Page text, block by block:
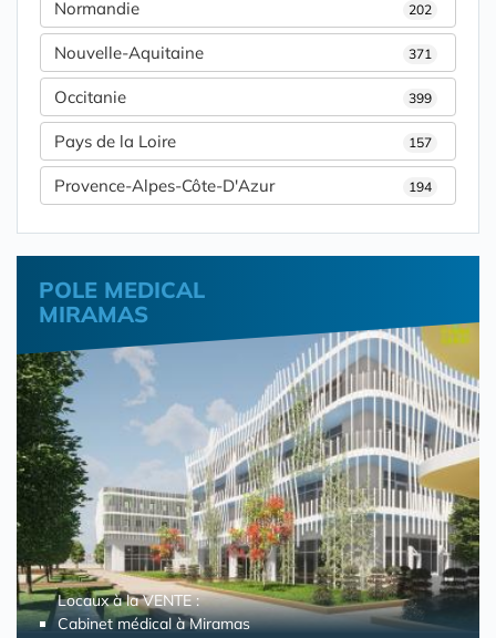
Normandie 202
Nouvelle-Aquitaine 371
Occitanie 399
Pays de la Loire 157
Provence-Alpes-Côte-D'Azur 194
POLE MEDICAL
MIRAMAS
Locaux à la VENTE :
Cabinet médical à Miramas